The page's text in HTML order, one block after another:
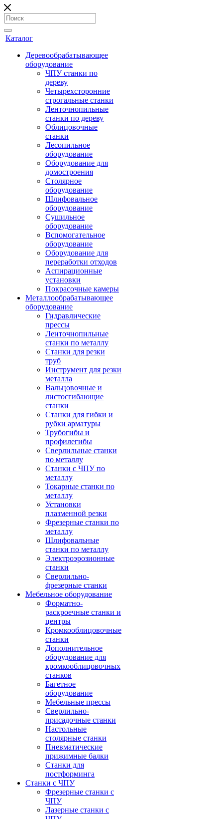
Каталог
Деревообрабатывающее
оборудование
ЧПУ станки по
дереву
Четырехсторонние
строгальные станки
Ленточнопильные
станки по дереву
Облицовочные
станки
Лесопильное
оборудование
Оборудование для
домостроения
Столярное
оборудование
Шлифовальное
оборудование
Сушильное
оборудование
Вспомогательное
оборудование
Оборудование для
переработки отходов
Аспирационные
установки
Покрасочные камеры
Металлообрабатывающее
оборудование
Гидравлические
прессы
Ленточнопильные
станки по металлу
Станки для резки
труб
Инструмент для резки
металла
Вальцовочные и
листосгибающие
станки
Станки для гибки и
рубки арматуры
Трубогибы и
профилегибы
Сверлильные станки
по металлу
Станки с ЧПУ по
металлу
Токарные станки по
металлу
Установки
плазменной резки
Фрезерные станки по
металлу
Шлифовальные
станки по металлу
Электроэрозионные
станки
Сверлильно-
фрезерные станки
Мебельное оборудование
Форматно-
раскроечные станки и
центры
Кромкооблицовочные
станки
Дополнительное
оборудование для
кромкооблицовочных
станков
Багетное
оборудование
Мебельные прессы
Сверлильно-
присадочные станки
Настольные
столярные станки
Пневматические
прижимные балки
Станки для
постформинга
Станки с ЧПУ
Фрезерные станки с
ЧПУ
Лазерные станки с